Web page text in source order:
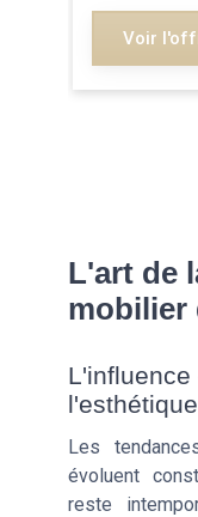
Voir
L'art de
mobilier
Les
évoluent
reste